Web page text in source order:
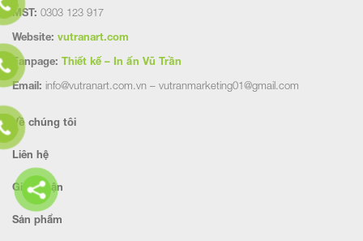
MST: 0303 123 917
Website: vutranart.com
Fanpage: Thiết kế – In ấn Vũ Trần
Email: info@vutranart.com.vn – vutranmarketing01@gmail.com
Về chúng tôi
Liên hệ
Giao nhận
Sản phẩm